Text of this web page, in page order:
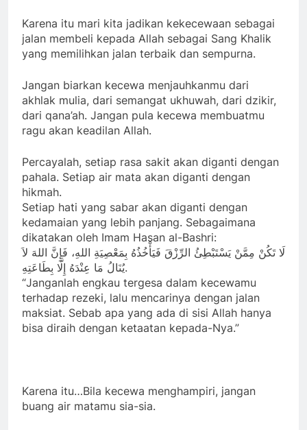
Karena itu mari kita jadikan kekecewaan sebagai
jalan membeli kepada Allah sebagai Sang Khalik
yang memilihkan jalan terbaik dan sempurna.
Jangan biarkan kecewa menjauhkanmu dari
akhlak mulia, dari semangat ukhuwah, dari dzikir,
dari qana’ah. Jangan pula kecewa membuatmu
ragu akan keadilan Allah.
Percayalah, setiap rasa sakit akan diganti dengan
pahala. Setiap air mata akan diganti dengan
hikmah.
Setiap hati yang sabar akan diganti dengan
kedamaian yang lebih panjang. Sebagaimana
dikatakan oleh Imam Hasan al-Bashri:
لَا تَكُنْ مِمَّنْ يَسْتَبْطِئُ الرِّزْقَ فَيَأْخُذُهُ بِمَعْصِيَةِ اللهِ، فَإِنَّ اللهَ لاَ
يُنَالُ مَا عِنْدَهُ إِلَّا بِطَاعَتِهِ.
“Janganlah engkau tergesa dalam kecewamu
terhadap rezeki, lalu mencarinya dengan jalan
maksiat. Sebab apa yang ada di sisi Allah hanya
bisa diraih dengan ketaatan kepada-Nya.”
Karena itu…Bila kecewa menghampiri, jangan
buang air matamu sia-sia.